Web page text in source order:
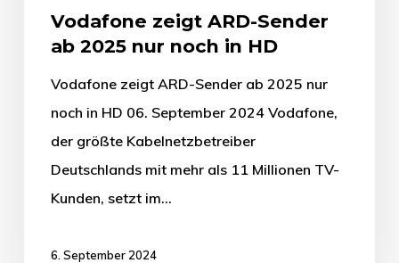
Vodafone zeigt ARD-Sender
ab 2025 nur noch in HD
Vodafone zeigt ARD-Sender ab 2025 nur
noch in HD 06. September 2024 Vodafone,
der größte Kabelnetzbetreiber
Deutschlands mit mehr als 11 Millionen TV-
Kunden, setzt im…
6. September 2024